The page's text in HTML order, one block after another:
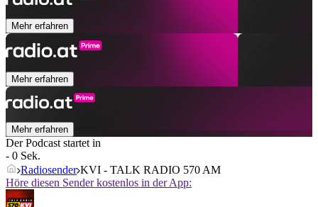
Mehr erfahren
Mehr erfahren
Mehr erfahren
Der Podcast startet in
- 0 Sek.
Radiosender KVI - TALK RADIO 570 AM
Höre diesen Sender kostenlos in der App: